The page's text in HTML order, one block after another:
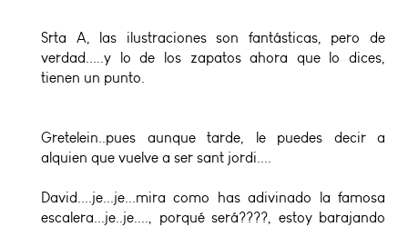
Srta A, las ilustraciones son fantásticas, pero de
verdad.....y lo de los zapatos ahora que lo dices,
tienen un punto.
Gretelein..pues aunque tarde, le puedes decir a
alquien que vuelve a ser sant jordi....
David....je...je...mira como has adivinado la famosa
escalera...je..je...., porqué será????, estoy barajando